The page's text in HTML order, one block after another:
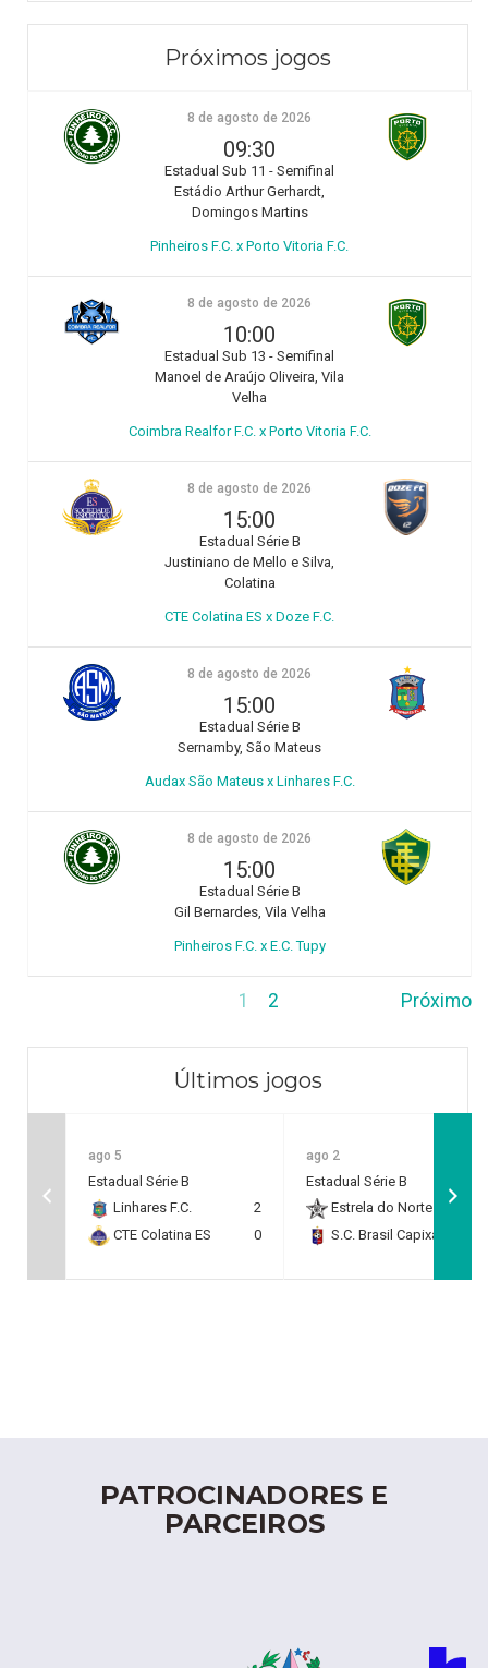
Próximos jogos
8 de agosto de 2026
09:30
Estadual Sub 11 - Semifinal
Estádio Arthur Gerhardt,
Domingos Martins
Pinheiros F.C. x Porto Vitoria F.C.
8 de agosto de 2026
10:00
Estadual Sub 13 - Semifinal
Manoel de Araújo Oliveira, Vila
Velha
Coimbra Realfor F.C. x Porto Vitoria F.C.
8 de agosto de 2026
15:00
Estadual Série B
Justiniano de Mello e Silva,
Colatina
CTE Colatina ES x Doze F.C.
8 de agosto de 2026
15:00
Estadual Série B
Sernamby, São Mateus
Audax São Mateus x Linhares F.C.
8 de agosto de 2026
15:00
Estadual Série B
Gil Bernardes, Vila Velha
Pinheiros F.C. x E.C. Tupy
1 2 Próximo
Últimos jogos
ago 5
Estadual Série B
Linhares F.C.
2
CTE Colatina ES
0
ago 2
Estadual Série B
Estrela do Norte F.C.
S.C. Brasil Capixaba
PATROCINADORES E
PARCEIROS